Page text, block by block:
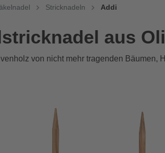
Neuheiten Häkeln
Sockenwolle
Bio
Wolle
Zubehör Wolle
Wolle
Nähkörbe &
Nähkästen
Ersatz und
Reperatur
Alle Bücher
Themen
Stricknadeln Addi
aus
von nicht mehr tragenden Bäumen,